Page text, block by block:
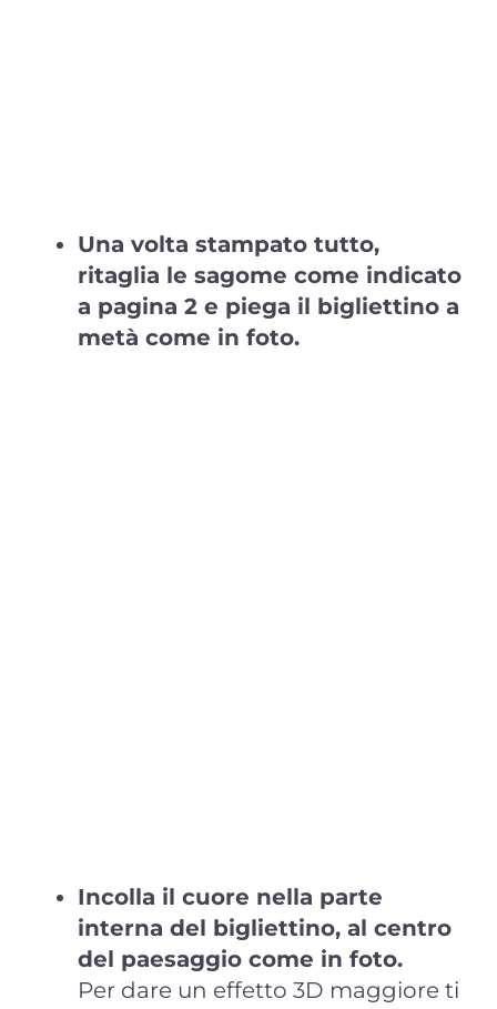
Una volta stampato tutto,
ritaglia le sagome come indicato
a pagina 2 e piega il bigliettino a
metà come in foto.
Incolla il cuore nella parte
interna del bigliettino, al centro
del paesaggio come in foto.
Per dare un effetto 3D maggiore ti